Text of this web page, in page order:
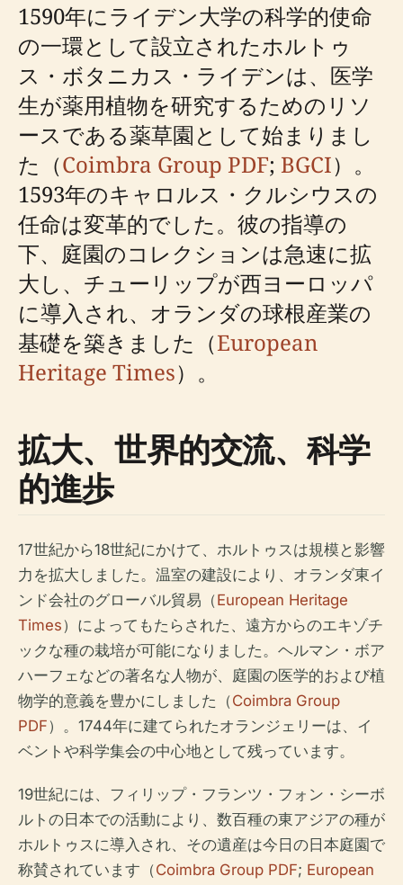
1590年にライデン大学の科学的使命
の一環として設立されたホルトゥ
ス・ボタニカス・ライデンは、医学
生が薬用植物を研究するためのリソ
ースである薬草園として始まりまし
た（Coimbra Group PDF; BGCI）。
1593年のキャロルス・クルシウスの
任命は変革的でした。彼の指導の
下、庭園のコレクションは急速に拡
大し、チューリップが西ヨーロッパ
に導入され、オランダの球根産業の
基礎を築きました（European
Heritage Times）。
拡大、世界的交流、科学
的進歩
17世紀から18世紀にかけて、ホルトゥスは規模と影響
力を拡大しました。温室の建設により、オランダ東イ
ンド会社のグローバル貿易（European Heritage
Times）によってもたらされた、遠方からのエキゾチ
ックな種の栽培が可能になりました。ヘルマン・ボア
ハーフェなどの著名な人物が、庭園の医学的および植
物学的意義を豊かにしました（Coimbra Group
PDF）。1744年に建てられたオランジェリーは、イ
ベントや科学集会の中心地として残っています。
19世紀には、フィリップ・フランツ・フォン・シーボ
ルトの日本での活動により、数百種の東アジアの種が
ホルトゥスに導入され、その遺産は今日の日本庭園で
称賛されています（Coimbra Group PDF; European